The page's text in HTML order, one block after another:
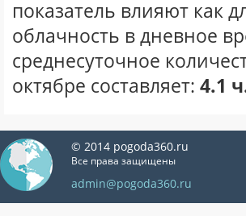
показатель влияют как
облачность в дневное
среднесуточное
октябре составляет: 4.1
© 2014 pogoda360.ru
Все права защищены
admin@pogoda360.ru